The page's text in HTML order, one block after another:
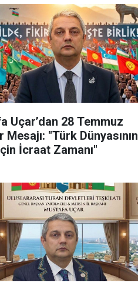
Uçar’dan 28 Temmuz
Mesajı: "Türk Dünyasının
İcraat Zamanı"